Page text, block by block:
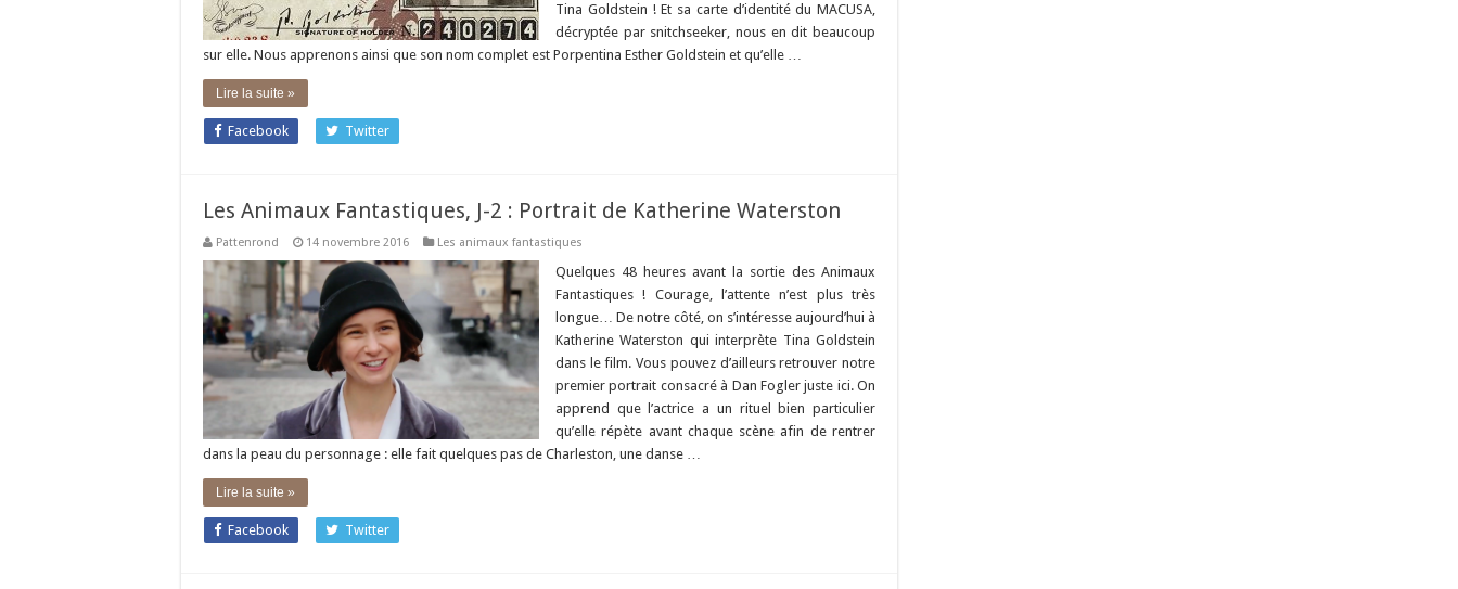
Tina Goldstein ! Et sa carte d’identité du MACUSA,
décryptée par snitchseeker, nous en dit beaucoup
sur elle. Nous apprenons ainsi que son nom complet est Porpentina Esther Goldstein et qu’elle …
Lire la suite »
Facebook Twitter
Les Animaux Fantastiques, J-2 : Portrait de Katherine Waterston
Pattenrond 14 novembre 2016 Les animaux fantastiques
Quelques 48 heures avant la sortie des Animaux
Fantastiques ! Courage, l’attente n’est plus très
longue… De notre côté, on s’intéresse aujourd’hui à
Katherine Waterston qui interprète Tina Goldstein
dans le film. Vous pouvez d’ailleurs retrouver notre
premier portrait consacré à Dan Fogler juste ici. On
apprend que l’actrice a un rituel bien particulier
qu’elle répète avant chaque scène afin de rentrer
dans la peau du personnage : elle fait quelques pas de Charleston, une danse …
Lire la suite »
Facebook Twitter